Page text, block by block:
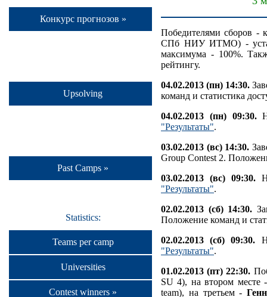
Конкурс прогнозов »
Upsolving
Past Camps »
Statistics:
Teams per camp
Universities
Contest winners »
Победителями сборов -
СПб НИУ ИТМО) -
максимума - 100%.
рейтингу.
04.02.2013 (пн) 14:30.
команд и статистика
04.02.2013 (пн) 09:30.
"Результаты".
03.02.2013 (вс) 14:30.
Group Contest 2.
03.02.2013 (вс) 09:30.
"Результаты".
02.02.2013 (сб) 14:30.
Положение команд и
02.02.2013 (сб) 09:30.
"Результаты".
01.02.2013 (пт) 22:30.
SU 4), на втором месте
team), на третьем -